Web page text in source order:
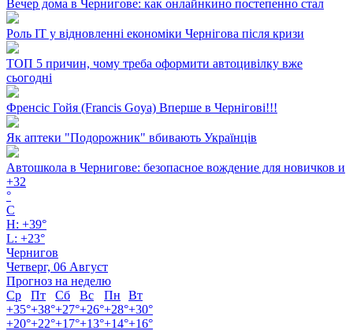
Вечер дома в Чернигове: как онлайнкино постепенно стал
Роль ІТ у відновленні економіки Чернігова після кризи
ТОП 5 причин, чому треба оформити автоцивілку вже
сьогодні
Френсіс Гойя (Francis Goya) Вперше в Чернігові!!!
Як аптеки "Подорожник" вбивають Українців
Автошкола в Чернигове: безопасное вождение для новичков и
+32
°
C
H: +39°
L: +23°
Чернигов
Четверг, 06 Август
Прогноз на неделю
Ср
Пт Сб Вс Пн
Вт
+35°+38°+27°+26°+28°+30°
+20°+22°+17°+13°+14°+16°